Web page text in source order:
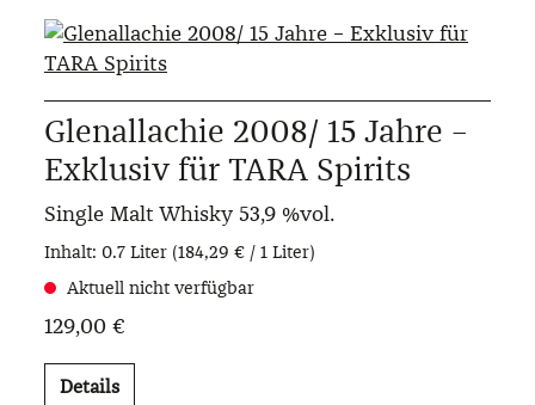
Glenallachie 2008/ 15 Jahre –
Exklusiv für TARA Spirits
Single Malt Whisky 53,9 %vol.
Inhalt: 0.7 Liter (184,29 € / 1 Liter)
Aktuell nicht verfügbar
129,00 €
Details